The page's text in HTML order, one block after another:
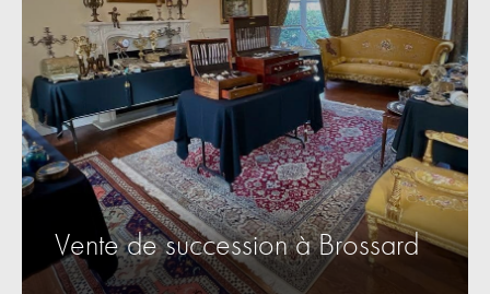
Vente de succession à Brossard